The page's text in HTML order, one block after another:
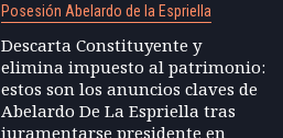
Posesión Abelardo de la Espriella
Descarta Constituyente y
elimina impuesto al patrimonio:
estos son los anuncios claves de
Abelardo De La Espriella tras
juramentarse presidente en